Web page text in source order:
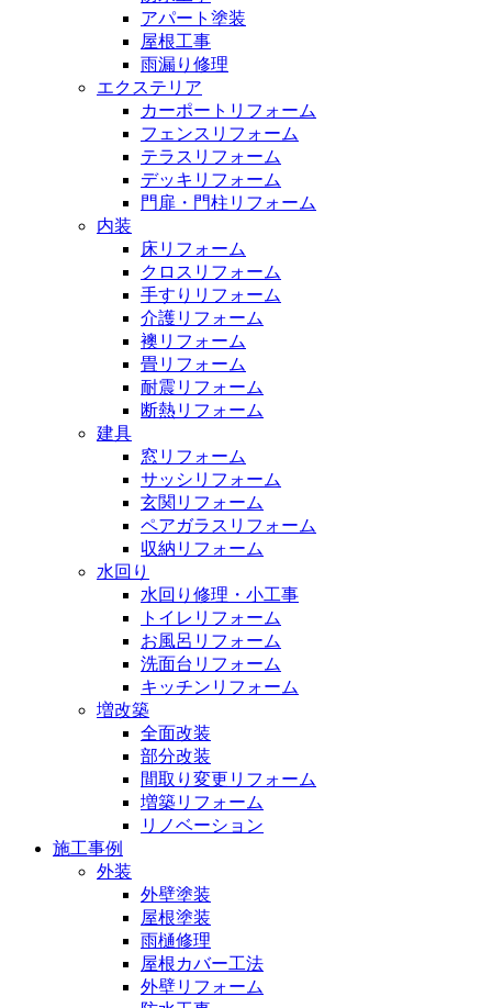
アパート塗装
屋根工事
雨漏り修理
エクステリア
カーポートリフォーム
フェンスリフォーム
テラスリフォーム
デッキリフォーム
門扉・門柱リフォーム
内装
床リフォーム
クロスリフォーム
手すりリフォーム
介護リフォーム
襖リフォーム
畳リフォーム
耐震リフォーム
断熱リフォーム
建具
窓リフォーム
サッシリフォーム
玄関リフォーム
ペアガラスリフォーム
収納リフォーム
水回り
水回り修理・小工事
トイレリフォーム
お風呂リフォーム
洗面台リフォーム
キッチンリフォーム
増改築
全面改装
部分改装
間取り変更リフォーム
増築リフォーム
リノベーション
施工事例
外装
外壁塗装
屋根塗装
雨樋修理
屋根カバー工法
外壁リフォーム